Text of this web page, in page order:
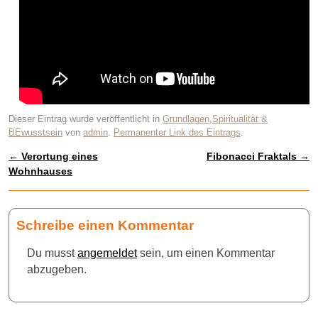
Dieser Eintrag wurde veröffentlicht in Grundlagen,Spiritualität &
BEwusstsein von admin. Permanenter Link des Eintrags.
Artikelnavigation
← Verortung eines
Wohnhauses
Fibonacci Fraktals →
Schreibe einen Kommentar
Du musstangemeldetsein, um einen Kommentar
abzugeben.